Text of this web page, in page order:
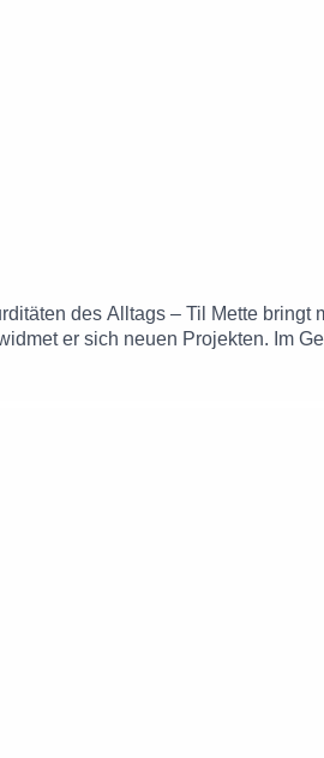
des Alltags – Til Mette bringt
er sich neuen Projekten. Im
im Bulli und eine